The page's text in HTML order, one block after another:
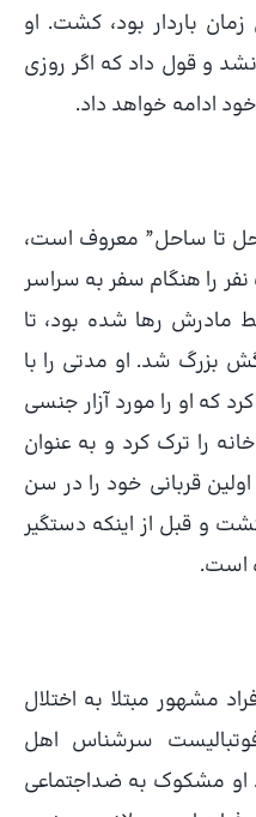
باردار بود، کشت. او
و قول داد که اگر روزی
ادامه خواهد داد.
تا ساحل” معروف است،
ادعا می کند که بیش از 20 تا 50 نفر را هنگام سفر به سراسر
رها شده بود، تا
بزرگ شد. او مدتی را با
که او را مورد آزار جنسی
را ترک کرد و به عنوان
قربانی خود را در سن
و قبل از اینکه دستگیر
مشهور مبتلا به اختلال
سرشناس اهل
او مشکوک به ضداجتماعی